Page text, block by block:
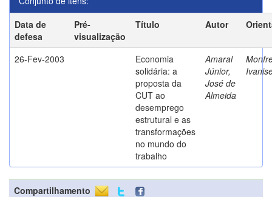
Data de
defesa
Pré-
visualização
Título Autor
26-Fev-2003
Economia
solidária: a
proposta da
CUT ao
desemprego
estrutural e as
transformações
no mundo do
trabalho
Amaral
Júnior,
José de
Almeida
Compartilhamento